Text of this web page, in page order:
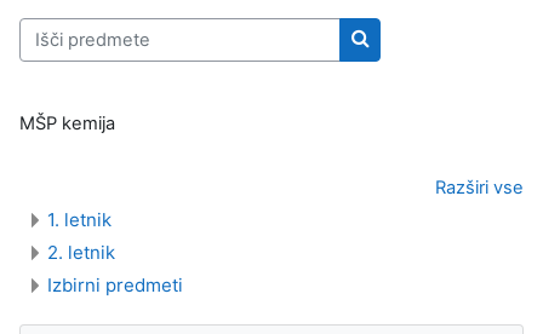
Išči predmete
Išči predmete
MŠP kemija
Razširi vse
1. letnik
2. letnik
Izbirni predmeti